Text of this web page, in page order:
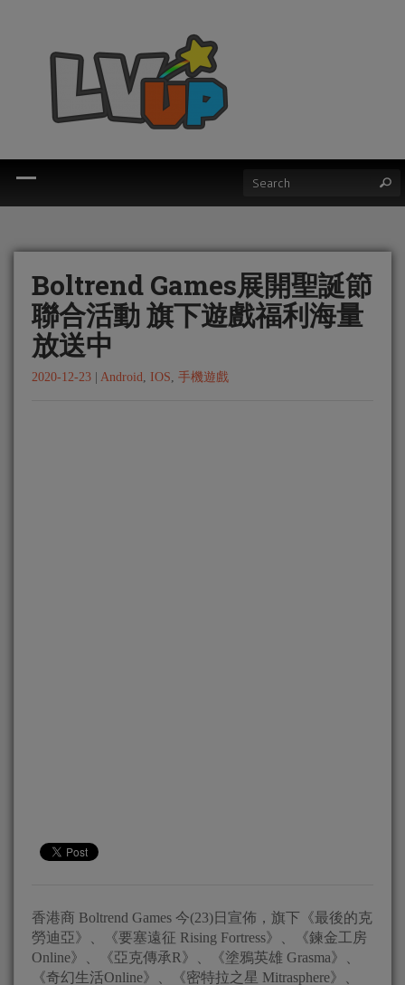
Boltrend Games展開聖誕節
聯合活動 旗下遊戲福利海量
放送中
2020-12-23 Android, IOS, 手機遊戲
香港商 Boltrend Games 今(23)日宣佈，旗下《最後的克
勞迪亞》、《要塞遠征 Rising Fortress》、《鍊金工房
Online》、《亞克傳承R》、《塗鴉英雄 Grasma》、
《奇幻生活Online》、《密特拉之星 Mitrasphere》、